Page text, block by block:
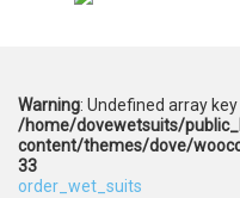
Warning: Undefined array
/home/dovewetsuits/
content/themes/dove/
33
order_wet_suits